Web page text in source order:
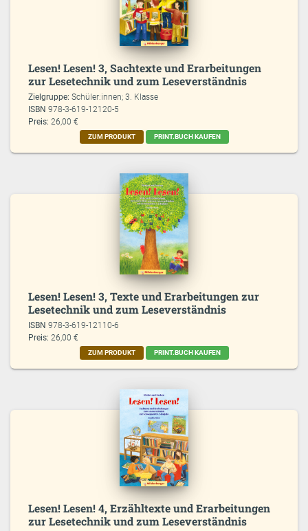
Lesen! Lesen! 3, Sachtexte und Erarbeitungen
zur Lesetechnik und zum Leseverständnis
Zielgruppe:Schüler:innen; 3. Klasse
ISBN978-3-619-12120-5
Preis: 26,00 €
ZUM PRODUKT PRINT.BUCH KAUFEN
Lesen! Lesen! 3, Texte und Erarbeitungen zur
Lesetechnik und zum Leseverständnis
ISBN978-3-619-12110-6
Preis: 26,00 €
ZUM PRODUKT PRINT.BUCH KAUFEN
Lesen! Lesen! 4, Erzähltexte und Erarbeitungen
zur Lesetechnik und zum Leseverständnis